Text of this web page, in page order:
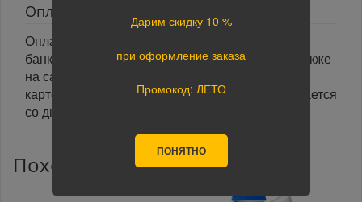
Оплата
Оплата заказа осуществляется наличными или
банковской картой курьеру при получении, а также
на сайте при оформлении заказа. При оплате
картой на сайте указанный срок доставки считается
со дня поступления оплаты.
Похожие товары
Дарим скидку 10 %
при оформление заказа
Промокод: ЛЕТО
ПОНЯТНО